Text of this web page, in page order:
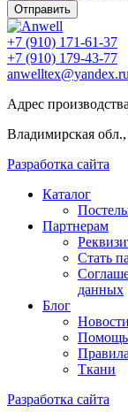
Отправить
+7 (910) 171-61-37
+7 (910) 179-43-77
anwelltex@yandex.ru
Адрес
Владимирская
Разработка сайта
Каталог
Партнерам
Стать
данных
Блог
Новости
Помощь
Ткани
Разработка сайта